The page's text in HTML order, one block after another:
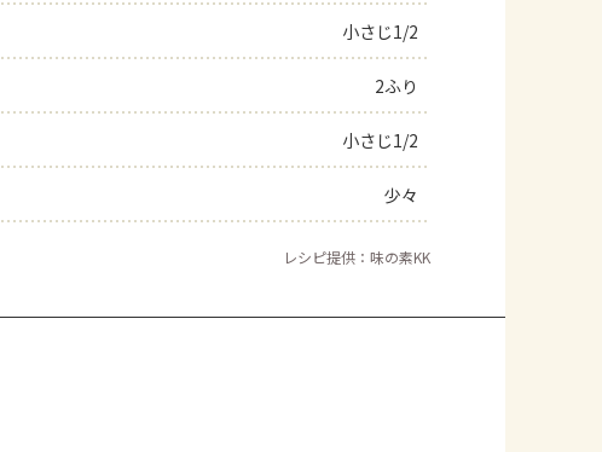
小さじ1/2
2ふり
小さじ1/2
少々
レシピ提供：味の素KK